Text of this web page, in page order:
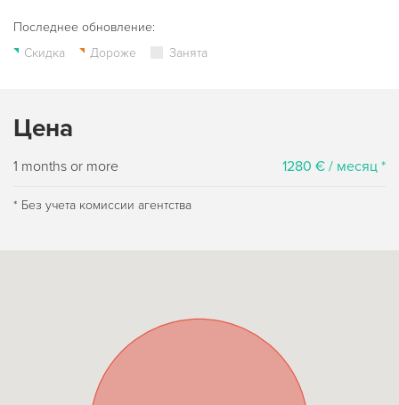
Последнее обновление:
Скидка
Дороже Занята
Цена
1 months or more 1280 € / месяц *
* Без учета комиссии агентства